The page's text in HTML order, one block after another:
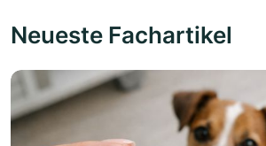
Neueste Fachartikel